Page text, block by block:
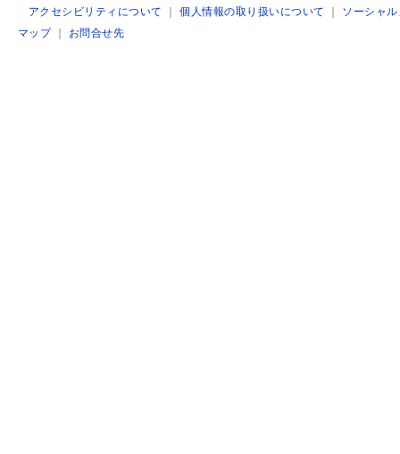
アクセシビリティについて ｜個人情報の取り扱いについて ｜ ソーシャ
マップ｜ お問合せ先